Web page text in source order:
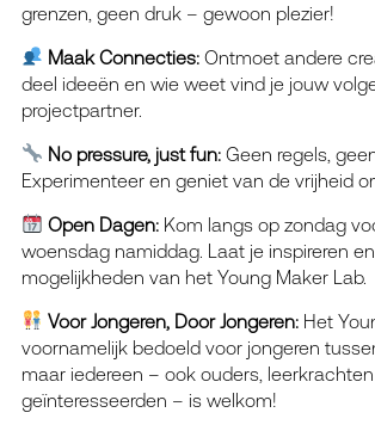
grenzen, geen druk – gewoon plezier!
Maak Connecties: Ontmoet andere
deel ideeën en wie weet vind je jouw
projectpartner.
No pressure, just fun: Geen regels,
Experimenteer en geniet van de vrijheid
Open Dagen: Kom langs op zondag
woensdag namiddag. Laat je inspireren
mogelijkheden van het Young Maker Lab.
Voor Jongeren, Door Jongeren: Het
voornamelijk bedoeld voor jongeren
maar iedereen – ook ouders,
geïnteresseerden – is welkom!